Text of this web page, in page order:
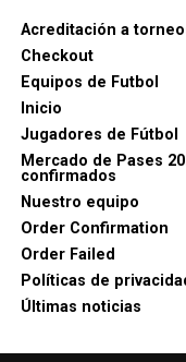
Acreditación a
Checkout
Equipos de Futbol
Inicio
Jugadores de Fútbol
Mercado de Pases
confirmados
Nuestro equipo
Order Confirmation
Order Failed
Políticas de
Últimas noticias